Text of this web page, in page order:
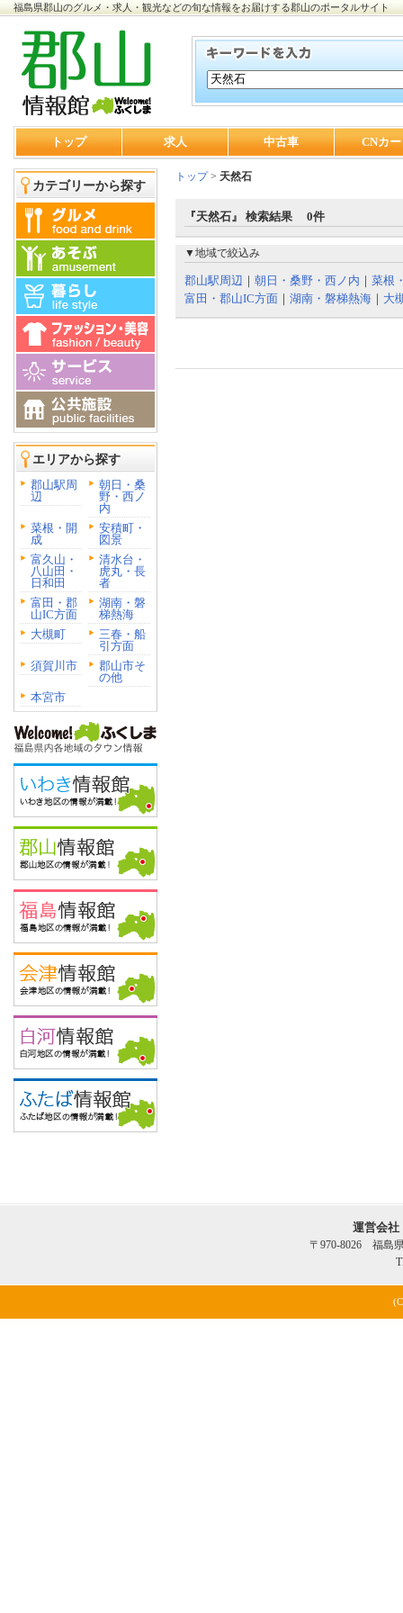
福島県郡山のグルメ・求人・観光などの旬な情報をお届けする郡山のポータルサイト
トップ 求人 中古車 CNカ
カテゴリーから探す
エリアから探す
郡山駅周
辺
朝日・桑
野・西ノ
内
菜根・開
成
安積町・
図景
富久山・
八山田・
日和田
清水台・
虎丸・長
者
富田・郡
山IC方面
湖南・磐
梯熱海
大槻町
三春・船
引方面
須賀川市
郡山市そ
の他
本宮市
トップ> 天然石
『天然石』 検索結果 0件
▼地域で絞込み
郡山駅周辺 ｜ 朝日・桑野・西ノ内 ｜ 菜根
富田・郡山IC方面 ｜ 湖南・磐梯熱海 ｜ 大
運営会
〒970-8026 福島